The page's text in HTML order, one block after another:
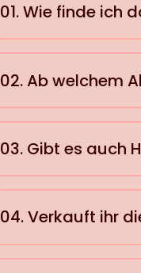
01. Wie finde ich
02. Ab welchem
03. Gibt es auch
04. Verkauft ihr